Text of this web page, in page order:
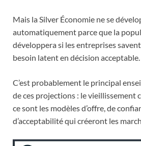
Mais la Silver Économie ne se
automatiquement parce que la
développera si les entreprises
besoin latent en décision acceptable.
C’est probablement le principal
de ces projections : le vieillissement
ce sont les modèles d’offre, de
d’acceptabilité qui créeront les